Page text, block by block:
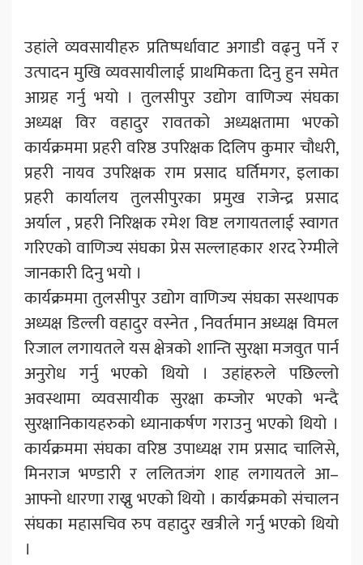
उहांले व्यवसायीहरु प्रतिष्पर्धावाट अगाडी वढ्नु पर्ने र
उत्पादन मुखि व्यवसायीलाई प्राथमिकता दिनु हुन समेत
आग्रह गर्नु भयो । तुलसीपुर उद्योग वाणिज्य संघका
अध्यक्ष विर वहादुर रावतको अध्यक्षतामा भएको
कार्यक्रममा प्रहरी वरिष्ठ उपरिक्षक दिलिप कुमार चौधरी,
प्रहरी नायव उपरिक्षक राम प्रसाद घर्तिमगर, इलाका
प्रहरी कार्यालय तुलसीपुरका प्रमुख राजेन्द्र प्रसाद
अर्याल , प्रहरी निरिक्षक रमेश विष्ट लगायतलाई स्वागत
गरिएको वाणिज्य संघका प्रेस सल्लाहकार शरद रेग्मीले
जानकारी दिनु भयो ।
कार्यक्रममा तुलसीपुर उद्योग वाणिज्य संघका सस्थापक
अध्यक्ष डिल्ली वहादुर वस्नेत , निवर्तमान अध्यक्ष विमल
रिजाल लगायतले यस क्षेत्रको शान्ति सुरक्षा मजवुत पार्न
अनुरोध गर्नु भएको थियो । उहांहरुले पछिल्लो
अवस्थामा व्यवसायीक सुरक्षा कम्जोर भएको भन्दै
सुरक्षानिकायहरुको ध्यानाकर्षण गराउनु भएको थियो ।
कार्यक्रममा संघका वरिष्ठ उपाध्यक्ष राम प्रसाद चालिसे,
मिनराज भण्डारी र ललितजंग शाह लगायतले आ–
आफ्नो धारणा राख्नु भएको थियो । कार्यक्रमको संचालन
संघका महासचिव रुप वहादुर खत्रीले गर्नु भएको थियो
।